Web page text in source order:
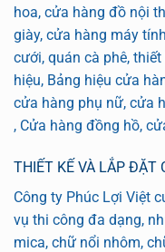
hoa, cửa hàng đồ nội
giày, cửa hàng máy
cưới, quán cà phê,
hiệu, Bảng hiệu cửa
cửa hàng phụ nữ, cửa
, Cửa hàng đồng hồ,
THIẾT KẾ VÀ LẮP ĐẶT
Công ty Phúc Lợi Việt
vụ thi công đa dạng,
mica, chữ nổi nhôm,